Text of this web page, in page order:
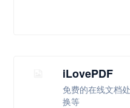
iLovePDF
免费的在线文档
换等